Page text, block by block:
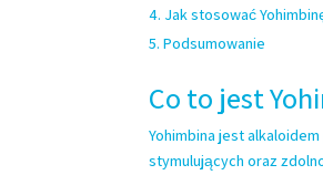
Jak stosować
Podsumowanie
Co to jest
Yohimbina jest
stymulujących oraz